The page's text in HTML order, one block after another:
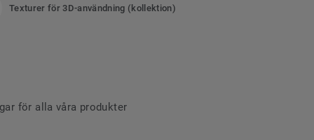
Texturer för 3D-användning (kollektion)
för alla våra produkter